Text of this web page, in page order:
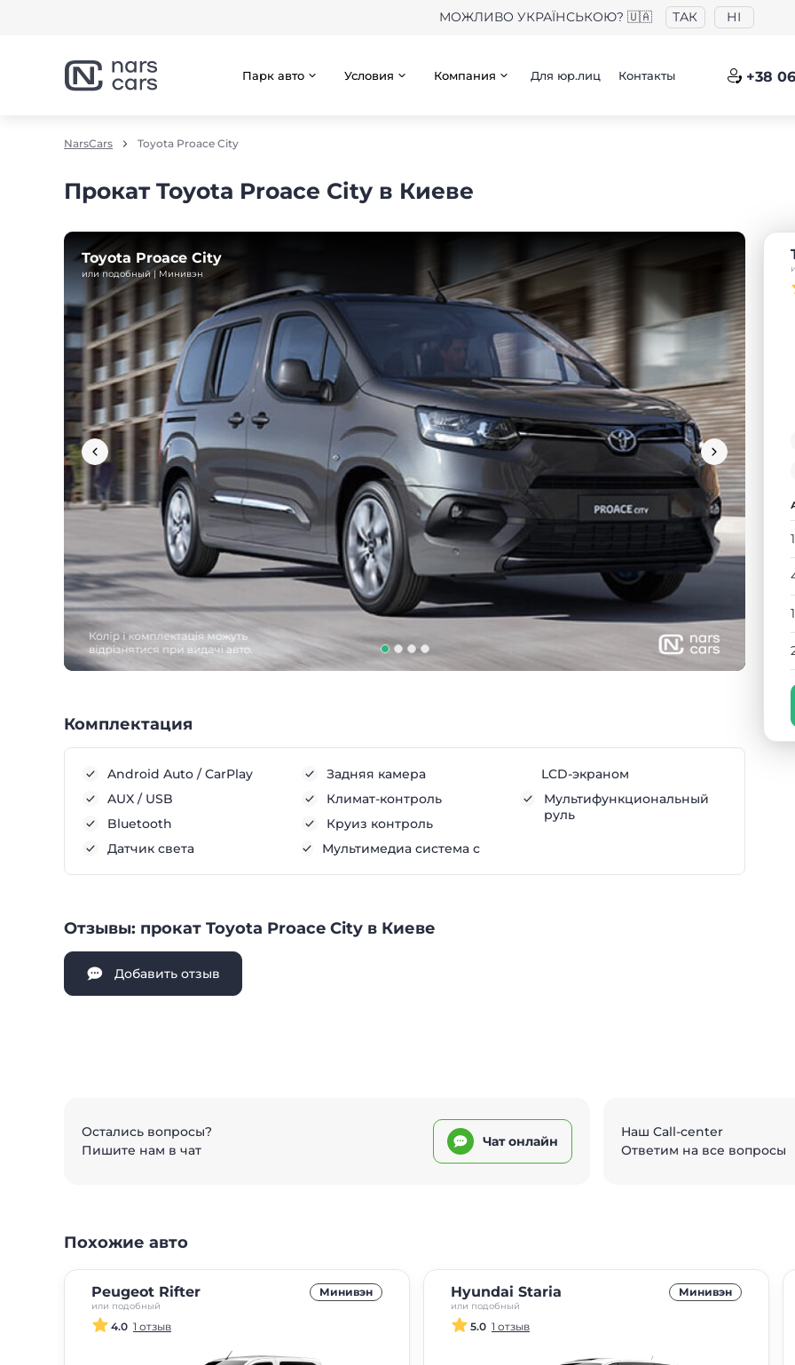
МОЖЛИВО УКРАЇНСЬКОЮ? 🇺🇦 ТАК НІ
Парк авто Условия Компания Для юр.лиц Контакты +38
NarsCars Toyota Proace City
Прокат Toyota Proace City в Киеве
Toyota Proace City
или подобный | Минивэн
Комплектация
Android Auto / CarPlay
AUX / USB
Bluetooth
Датчик света
Задняя камера
Климат-контроль
Круиз контроль
Мультимедиа система с
LCD-экраном
Мультифункциональный
руль
Отзывы: прокат Toyota Proace City в Киеве
Добавить отзыв
Остались вопросы?
Пишите нам в чат
Чат онлайн
Наш Call-center
Ответим на все вопросы
Похожие авто
Peugeot Rifter
или подобный
Минивэн
4.0 1 отзыв
Hyundai Staria
или подобный
Минивэн
5.0 1 отзыв